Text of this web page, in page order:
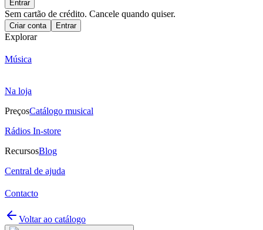
Entrar
Sem cartão de crédito. Cancele quando quiser.
Criar conta Entrar
Explorar
Música
Na loja
PreçosCatálogo musical
Rádios In-store
RecursosBlog
Central de ajuda
Contacto
Voltar ao catálogo